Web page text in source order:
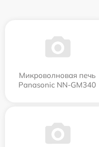
Микроволновая печь
Panasonic NN-GM340